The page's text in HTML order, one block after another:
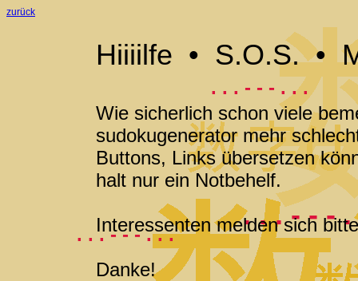
zurück
. . . - - - . . .
. . . - - - . . .
. . . - - -
Hiiiilfe • S.O.S. •
Wie sicherlich schon viele
sudokugenerator mehr
Buttons, Links übersetzen
halt nur ein Notbehelf.
Interessenten melden sich
Danke!